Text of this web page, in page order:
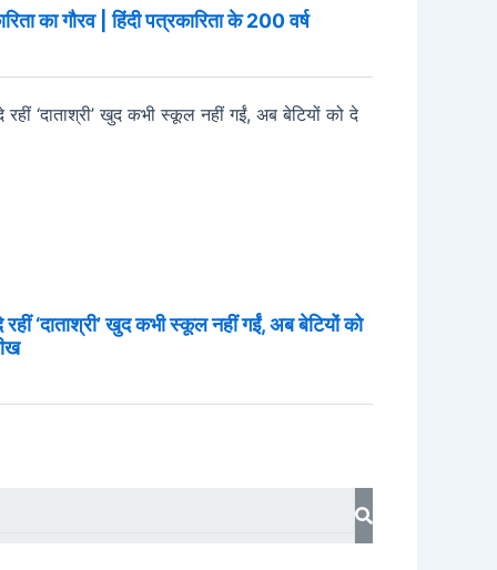
का गौरव | हिंदी पत्रकारिता के 200 वर्ष
‘दाताश्री’ खुद कभी स्कूल नहीं गईं, अब बेटियों को
Search